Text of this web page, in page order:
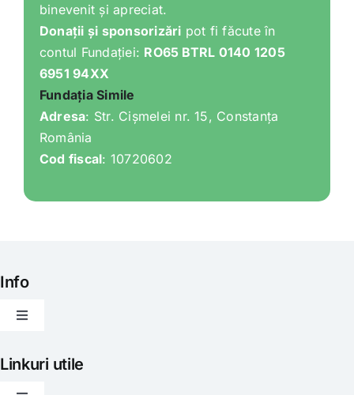
binevenit și apreciat.
Donații și sponsorizări pot fi făcute în
contul Fundației: RO65 BTRL 0140 1205
6951 94XX
Fundația Simile
Adresa: Str. Cișmelei nr. 15, Constanța
România
Cod fiscal: 10720602
Info
Toggle
Articole
Linkuri utile